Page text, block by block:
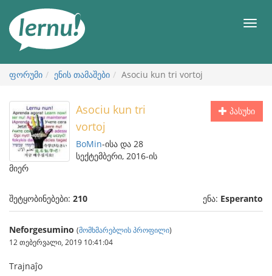
ნახვა
მენიუ
ფორუმი ენის თამაშები Asociu kun tri vortoj
პასუხი
Asociu kun tri
vortoj
BoMin-ისა და 28
სექტემბერი, 2016-ის
მიერ
შეტყობინებები: 210 ენა: Esperanto
Neforgesumino (მომხმარებლის პროფილი)
12 თებერვალი, 2019 10:41:04
Trajnaĵo